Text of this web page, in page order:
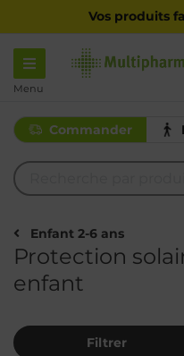
Vos produits
Menu
Commander
Enfant 2-6 ans
Protection
enfant
Filtrer